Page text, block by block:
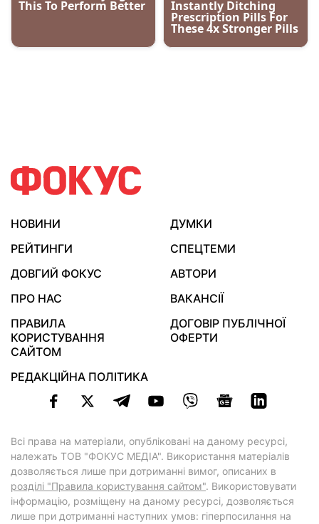
НОВИНИ
ДУМКИ
РЕЙТИНГИ
СПЕЦТЕМИ
ДОВГИЙ ФОКУС
АВТОРИ
ПРО НАС
ВАКАНСІЇ
ПРАВИЛА
КОРИСТУВАННЯ
САЙТОМ
ДОГОВІР ПУБЛІЧНОЇ
ОФЕРТИ
РЕДАКЦІЙНА ПОЛІТИКА
Всі права на матеріали, опубліковані на даному ресурсі,
належать ТОВ "ФОКУС МЕДІА". Використання матеріалів
дозволяється лише при дотриманні вимог, описаних в
розділі "Правила користування сайтом". Використовувати
інформацію, розміщену на даному ресурсі, дозволяється
лише при дотриманні наступних умов: гіперпосилання на